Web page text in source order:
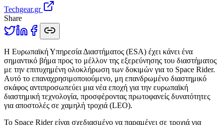
Techgear.gr
Share
Η Ευρωπαϊκή Υπηρεσία Διαστήματος (ESA) έχει κάνει ένα
σημαντικό βήμα προς το μέλλον της εξερεύνησης του διαστήματος
με την επιτυχημένη ολοκλήρωση των δοκιμών για το Space Rider.
Αυτό το επαναχρησιμοποιούμενο, μη επανδρωμένο διαστημικό
σκάφος αντιπροσωπεύει μια νέα εποχή για την ευρωπαϊκή
διαστημική τεχνολογία, προσφέροντας πρωτοφανείς δυνατότητες
για αποστολές σε χαμηλή τροχιά (LEO).
Το Space Rider είναι σχεδιασμένο να παραμένει σε τροχιά για